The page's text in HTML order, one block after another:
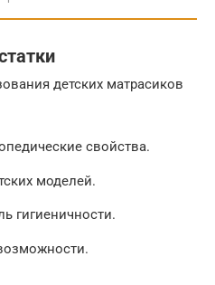
детских матрасиков
свойства.
моделей.
гигиеничности.